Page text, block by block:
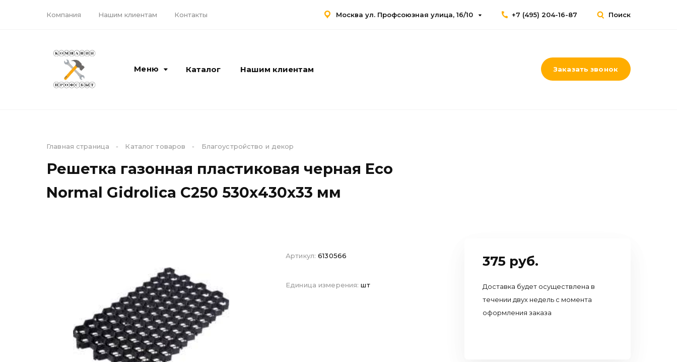
Компания Нашим клиентам Контакты Москва ул. Профсоюзная улица, 16/10 +7 (495) 204-16-87 Поиск
Меню Каталог Нашим клиентам Заказать звонок
Каталог
Кирпич и керамика
ЖБИ материалы
сыпучие материалы и
Нерудные материалы
Компания
Доставка
О компании
Услуги
Главная страница - Каталог товаров - Благоустройство и декор
Решетка газонная пластиковая черная Eco
Normal Gidrolica С250 530х430х33 мм
Артикул: 6130566
Единица измерения: шт
375 руб.
Доставка будет осуществлена в
течении двух недель с момента
оформления заказа